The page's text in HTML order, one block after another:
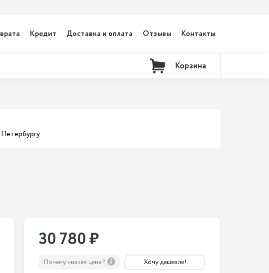
Кредит Доставка и оплата Отзывы Контакты
Корзина
30 780 ₽
Почему низкая цена? Хочу дешевле!